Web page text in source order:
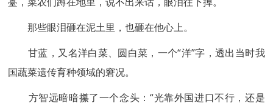
那些眼泪砸在泥土里，也砸在他心上。
甘蓝，又名洋白菜、圆白菜，一个“洋”字，透出当时我
国蔬菜遗传育种领域的窘况。
方智远暗暗攥了一个念头：“光靠外国进口不行，还是